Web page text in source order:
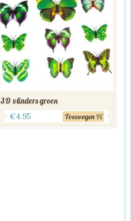
3D vlinders groen
Oorspronkelijke
prijs
€4.95Huidige
prijs
Toevoegen